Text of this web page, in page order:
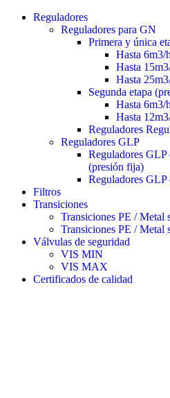
Reguladores
Reguladores para GN
Primera y única
Hasta 6m3/h
Hasta
Hasta
Segunda etapa
Hasta 6m3/h
Hasta
Reguladores
Reguladores GLP
Reguladores GLP
(presión fija)
Reguladores GLP
Filtros
Transiciones
Transiciones PE / Metal
Transiciones PE / Metal
Válvulas de seguridad
VIS MIN
VIS MAX
Certificados de calidad